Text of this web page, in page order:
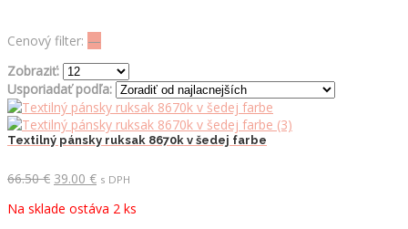
Cenový filter: —
Zobraziť:
Usporiadať podľa:
Textilný pánsky ruksak 8670k v šedej farbe
66.50€ Pôvodná
bola:
39.00 €Aktuálna
je:
s DPH
Na sklade ostáva 2 ks